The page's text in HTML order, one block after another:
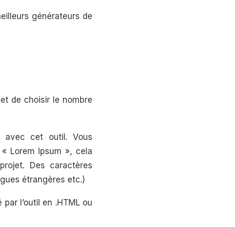
générateurs de
de choisir le nombre
avec cet outil. Vous
Lorem Ipsum », cela
Des caractères
étrangères etc.)
l’outil en .HTML ou